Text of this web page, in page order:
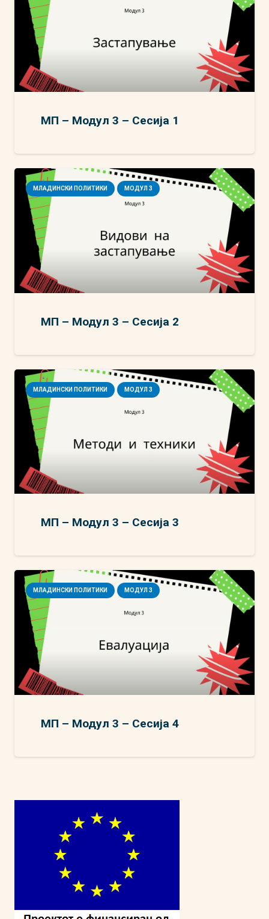
МП – Модул 3 – Сесија 1
МЛАДИНСКИ ПОЛИТИКИ МОДУЛ 3
МП – Модул 3 – Сесија 2
МЛАДИНСКИ ПОЛИТИКИ МОДУЛ 3
МП – Модул 3 – Сесија 3
МЛАДИНСКИ ПОЛИТИКИ МОДУЛ 3
МП – Модул 3 – Сесија 4